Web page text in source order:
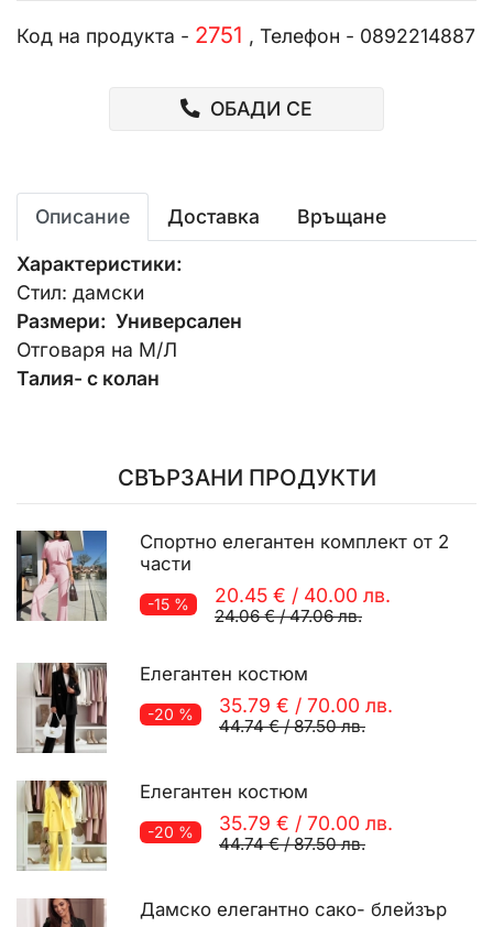
Код на продукта - 2751 , Телефон - 0892214887
ОБАДИ СЕ
Описание Доставка Връщане
Характеристики:
Стил: дамски
Размери: Универсален
Отговаря на М/Л
Талия- с колан
СВЪРЗАНИ ПРОДУКТИ
Спортно елегантен комплект от 2
части
-15 % 20.45 € / 40.00 лв.
24.06 €/47.06 лв.
Елегантен костюм
-20 % 35.79 € / 70.00 лв.
44.74 €/87.50 лв.
Елегантен костюм
-20 % 35.79 € / 70.00 лв.
44.74 €/87.50 лв.
Дамско елегантно сако- блейзър